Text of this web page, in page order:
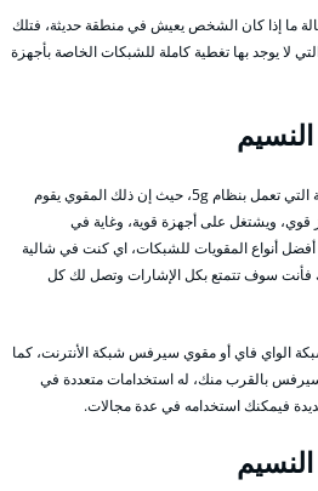
ما إذا كان الشخص يعيش في منطقة حديثة، فتلك
لا يوجد بها تغطية كاملة للشبكات الخاصة بأجهزة
النسيم
يعمل هذا المقوى على الأجهزة الحديثة التي تعمل بنظام 5g، حيث إن ذلك المقوي يقوم
قوي، ويشتغل على أجهزة قوية، وغاية في
أفضل أنواع المقويات للشبكات، اي كنت في شالية
سوف تتمتع بكل الإشارات وتصل لك كل
الواي فاي أو مقوي سيرفس شبكة الأنترنت، كما
بالقرب منك، له استخدامات متعددة في
فيمكنك استخدامه في عدة مجالات.
النسيم